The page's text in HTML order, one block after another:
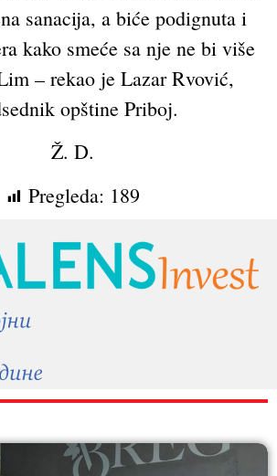
sanacija, a biće podignuta i
kako smeće sa nje ne bi više
– rekao je Lazar Rvović,
opštine Priboj.
Ž. D.
Pregleda: 189